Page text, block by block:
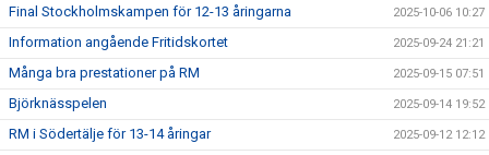
Final Stockholmskampen för 12-13 åringarna 2025-10-06 10:27
Information angående Fritidskortet 2025-09-24 21:21
Många bra prestationer på RM 2025-09-15 07:51
Björknässpelen 2025-09-14 19:52
RM i Södertälje för 13-14 åringar 2025-09-12 12:12